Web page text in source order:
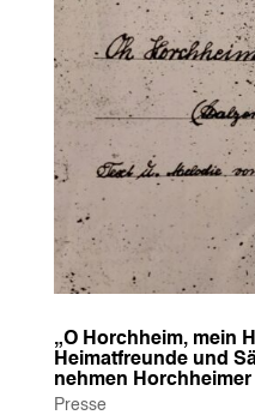
„O Horchheim, mein
Heimatfreunde und
nehmen
Presse